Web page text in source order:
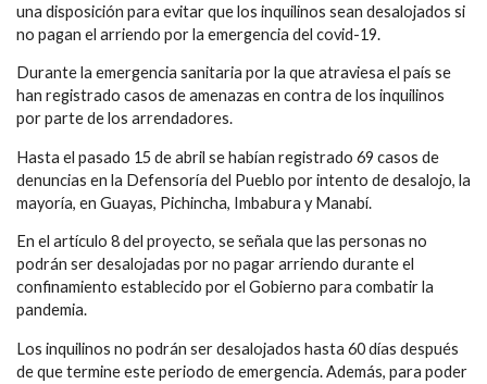
una disposición para evitar que los inquilinos sean desalojados si
no pagan el arriendo por la emergencia del covid-19.
Durante la emergencia sanitaria por la que atraviesa el país se
han registrado casos de amenazas en contra de los inquilinos
por parte de los arrendadores.
Hasta el pasado 15 de abril se habían registrado 69 casos de
denuncias en la Defensoría del Pueblo por intento de desalojo, la
mayoría, en Guayas, Pichincha, Imbabura y Manabí.
En el artículo 8 del proyecto, se señala que las personas no
podrán ser desalojadas por no pagar arriendo durante el
confinamiento establecido por el Gobierno para combatir la
pandemia.
Los inquilinos no podrán ser desalojados hasta 60 días después
de que termine este periodo de emergencia. Además, para poder